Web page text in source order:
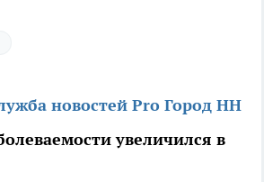
новостей Pro Город НН
увеличился в